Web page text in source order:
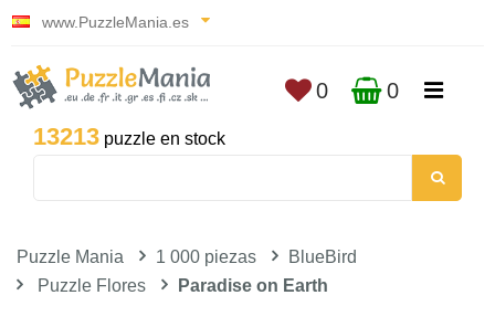
www.PuzzleMania.es
13213 puzzle en stock
0 0
Puzzle Mania 1 000 piezas
BlueBird
Puzzle Flores
Paradise on Earth